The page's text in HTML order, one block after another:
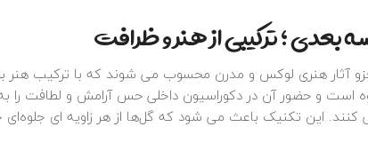
بعدی ؛ ترکیبی از هنر و ظرافت
آثار هنری لوکس و مدرن محسوب می‌ شوند که با ترکیب هنر
است و حضور آن در دکوراسیون داخلی حس آرامش و لطافت را
این تکنیک باعث می‌ شود که گل‌ها از هر زاویه‌ ای